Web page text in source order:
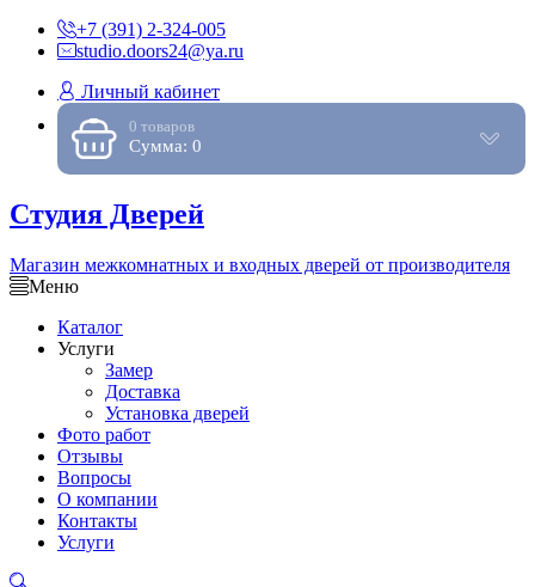
+7 (391) 2-324-005
studio.doors24@ya.ru
Личный кабинет
0 товаров
Сумма: 0
Студия Дверей
Магазин межкомнатных и входных дверей от производителя
Меню
Каталог
Услуги
Замер
Доставка
Установка дверей
Фото работ
Отзывы
Вопросы
О компании
Контакты
Услуги